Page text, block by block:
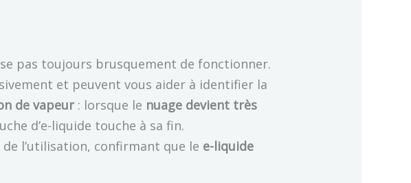
pas toujours brusquement de fonctionner.
et peuvent vous aider à identifier la
de vapeur: lorsque le nuage devient très
d’e-liquide touche à sa fin.
de l’utilisation, confirmant que le e-liquide